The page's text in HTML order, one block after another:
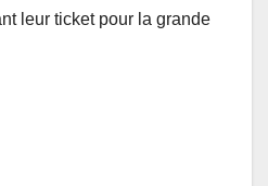
leur ticket pour la grande